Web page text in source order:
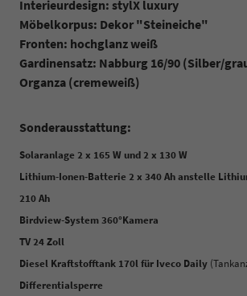
Interieurdesign: stylX luxury
Möbelkorpus: Dekor "Steineiche"
Fronten: hochglanz weiß
Gardinensatz: Nabburg 16/90 (Silber/
Organza (cremeweiß)
Sonderausstattung:
Solaranlage 2 x 165 W und 2 x 130 W
Lithium-Ionen-Batterie 2 x 340 Ah anstelle
210 Ah
Birdview-System 360°Kamera
TV 24 Zoll
Diesel Kraftstofftank 170l für Iveco Daily
Differentialsperre